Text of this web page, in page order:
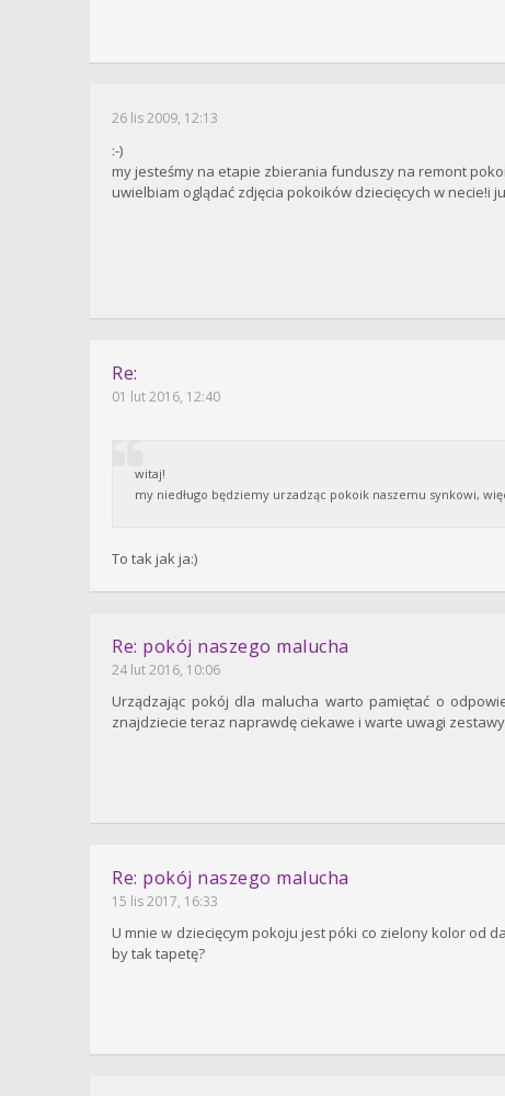
26 lis 2009, 12:13
:-)
my jesteśmy na etapie zbierania funduszy na remont
uwielbiam oglądać zdjęcia pokoików dziecięcych w necie!i
Re:
01 lut 2016, 12:40
witaj!
my niedługo będziemy urzadząc pokoik naszemu synkowi,
To tak jak ja:)
Re: pokój naszego malucha
24 lut 2016, 10:06
Urządzając pokój dla malucha warto pamiętać o
znajdziecie teraz naprawdę ciekawe i warte uwagi
Re: pokój naszego malucha
15 lis 2017, 16:33
U mnie w dziecięcym pokoju jest póki co zielony kolor od
by tak tapetę?